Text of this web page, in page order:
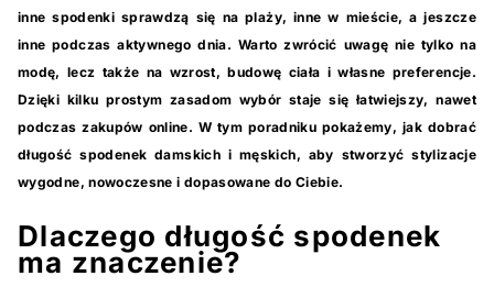
inne spodenki sprawdzą się na plaży, inne w mieście, a jeszcze
inne podczas aktywnego dnia. Warto zwrócić uwagę nie tylko na
modę, lecz także na wzrost, budowę ciała i własne preferencje.
Dzięki kilku prostym zasadom wybór staje się łatwiejszy, nawet
podczas zakupów online. W tym poradniku pokażemy, jak dobrać
długość spodenek damskich i męskich, aby stworzyć stylizacje
wygodne, nowoczesne i dopasowane do Ciebie.
Dlaczego długość spodenek
ma znaczenie?